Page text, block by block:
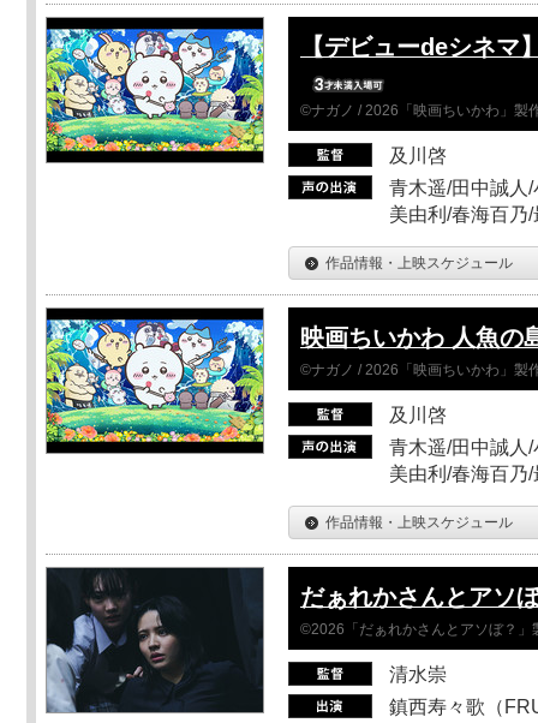
【デビューdeシネマ
©ナガノ / 2026「映画ちいかわ」製
及川啓
青木遥/田中誠人
美由利/春海百乃
作品情報・上映スケジュール
映画ちいかわ 人魚の
©ナガノ / 2026「映画ちいかわ」製
及川啓
青木遥/田中誠人
美由利/春海百乃
作品情報・上映スケジュール
だぁれかさんとアソ
©2026「だぁれかさんとアソぼ？」
清水崇
鎮西寿々歌（